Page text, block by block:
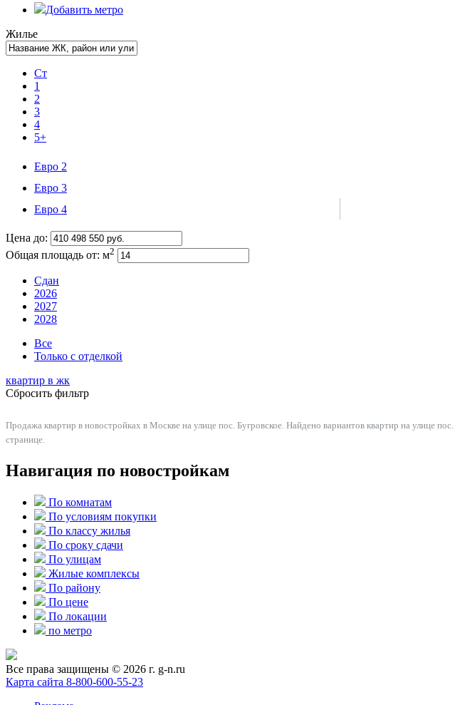
Добавить метро
Жилье
Ст
1
2
3
4
5+
Евро 2
Евро 3
Евро 4
Цена до:
Общая площадь от: м2
Сдан
2026
2027
2028
Все
Только с отделкой
квартир в жк
Сбросить фильтр
Продажа квартир в новостройках в Москве на улице пос. Бугровское. Найдено вариантов квартир на улице пос.
странице.
Навигация по новостройкам
По комнатам
По условиям покупки
По классу жилья
По сроку сдачи
По улицам
Жилые комплексы
По району
По цене
По локации
по метро
Все права защищены © 2026 г. g-n.ru
Карта сайта 8-800-600-55-23